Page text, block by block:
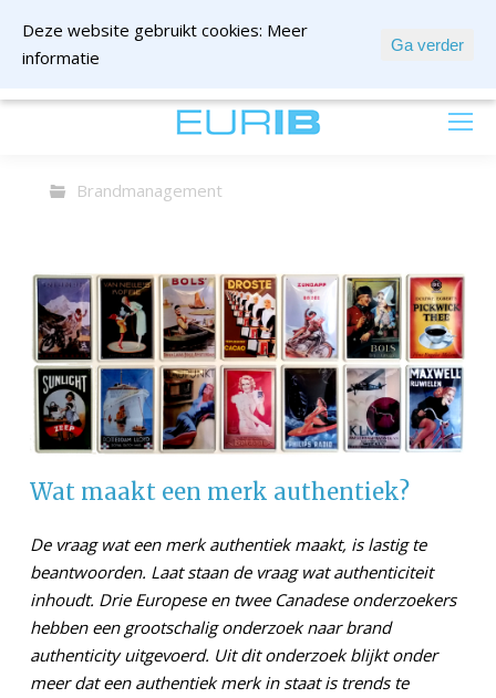
Brandmanagement
Wat maakt een merk authentiek?
De vraag wat een merk authentiek maakt, is lastig te
beantwoorden. Laat staan de vraag wat authenticiteit
inhoudt. Drie Europese en twee Canadese onderzoekers
hebben een grootschalig onderzoek naar brand
authenticity uitgevoerd. Uit dit onderzoek blijkt onder
meer dat een authentiek merk in staat is trends te
Deze website gebruikt cookies: Meer
informatie
Ga verder